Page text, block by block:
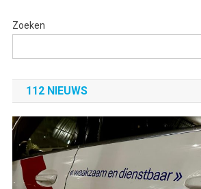
Zoeken
112 NIEUWS